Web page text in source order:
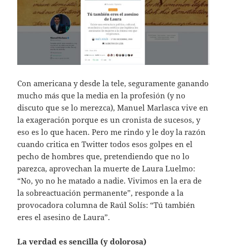
Con americana y desde la tele, seguramente ganando
mucho más que la media en la profesión (y no
discuto que se lo merezca), Manuel Marlasca vive en
la exageración porque es un cronista de sucesos, y
eso es lo que hacen. Pero me rindo y le doy la razón
cuando critica en Twitter todos esos golpes en el
pecho de hombres que, pretendiendo que no lo
parezca, aprovechan la muerte de Laura Luelmo:
“No, yo no he matado a nadie. Vivimos en la era de
la sobreactuación permanente”, responde a la
provocadora columna de Raúl Solís: “Tú también
eres el asesino de Laura”.
La verdad es sencilla (y dolorosa)